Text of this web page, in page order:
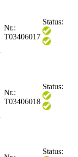
Nr.:
T03406017
Status:
Nr.:
T03406018
Status:
Status: